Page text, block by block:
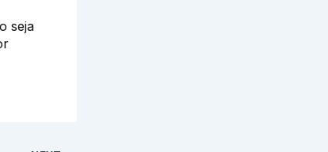
seja